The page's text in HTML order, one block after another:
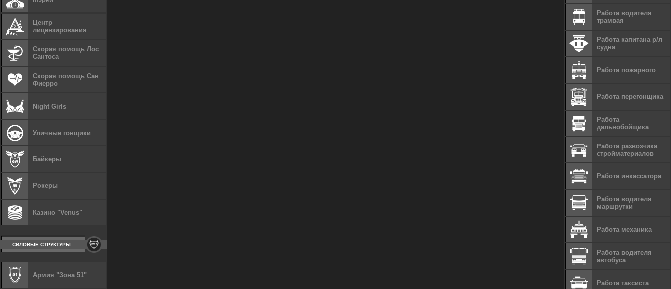
Центр
лицензирования
Скорая помощь Лос
Сантоса
Скорая помощь Сан
Фиерро
Night Girls
Уличные гонщики
Байкеры
Рокеры
Казино "Venus"
СИЛОВЫЕ СТРУКТУРЫ
Армия "Зона 51"
Работа водителя
трамвая
Работа капитана р/л
судна
Работа пожарного
Работа перегонщика
Работа
дальнобойщика
Работа развозчика
стройматериалов
Работа инкассатора
Работа водителя
маршрутки
Работа механика
Работа водителя
автобуса
Работа таксиста